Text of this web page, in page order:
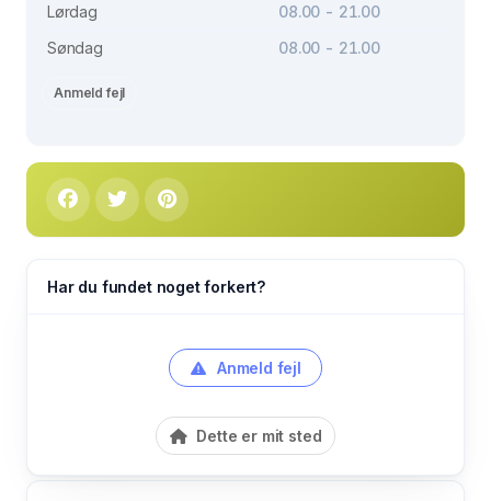
Lørdag
08.00 - 21.00
Søndag
08.00 - 21.00
Anmeld fejl
Har du fundet noget forkert?
Anmeld fejl
Dette er mit sted